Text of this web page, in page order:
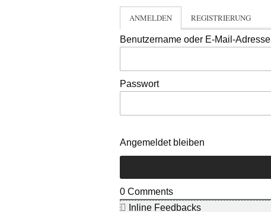
ANMELDEN REGISTRIERUNG
Benutzername oder E-Mail-Adresse
Passwort
Angemeldet bleiben
0 Comments
Inline Feedbacks